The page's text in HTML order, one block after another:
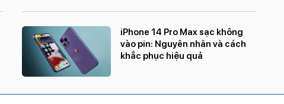
iPhone 14 Pro Max sạc không
vào pin: Nguyên nhân và cách
khắc phục hiệu quả